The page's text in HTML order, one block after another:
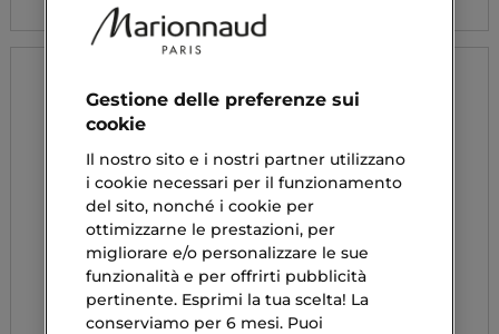
Gestione delle preferenze sui
cookie
Il nostro sito e i nostri partner utilizzano
i cookie necessari per il funzionamento
del sito, nonché i cookie per
ottimizzarne le prestazioni, per
migliorare e/o personalizzare le sue
funzionalità e per offrirti pubblicità
pertinente. Esprimi la tua scelta! La
conserviamo per 6 mesi. Puoi